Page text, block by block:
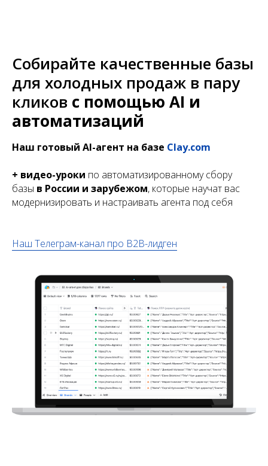
Собирайте качественные базы
для холодных продаж в пару
кликов с помощью AI и
автоматизаций
Наш готовый AI-агент на базе Clay.com
+ видео-уроки по автоматизированному сбору
базы в России и зарубежом, которые научат вас
модернизировать и настраивать агента под себя
Наш Телеграм-канал про B2B-лидген